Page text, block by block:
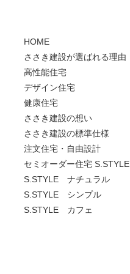
HOME
ささき建設が選ばれる理由
高性能住宅
デザイン住宅
健康住宅
ささき建設の想い
ささき建設の標準仕様
注文住宅・自由設計
セミオーダー住宅 S.STYLE
S.STYLE ナチュラル
S.STYLE シンプル
S.STYLE カフェ